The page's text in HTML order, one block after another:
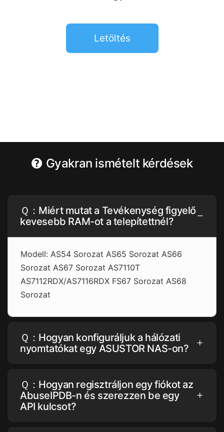
Letöltés
Gyakran ismételt kérdések
Ｑ：Miért mutat a Tevékenység figyelő
kevesebb RAM-ot a telepítettnél?
Modell: AS54 Sorozat AS65 Sorozat AS66
Sorozat AS67 Sorozat AS7110T
AS7112RDX/AS7116RDX FS67 Sorozat AS68
Sorozat
Ｑ：Hogyan konfiguráljuk a hálózati
nyomtatókat egy ASUSTOR NAS-on?
Ｑ：Hogyan regisztráljon egy fiókot az
AbuseIPDB-n és szerezzen be egy
API kulcsot?